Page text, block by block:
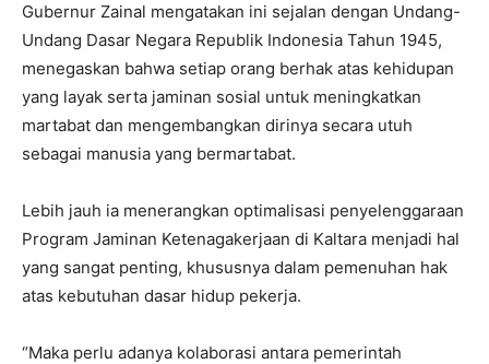
Gubernur Zainal mengatakan ini sejalan dengan Undang-
Undang Dasar Negara Republik Indonesia Tahun 1945,
menegaskan bahwa setiap orang berhak atas kehidupan
yang layak serta jaminan sosial untuk meningkatkan
martabat dan mengembangkan dirinya secara utuh
sebagai manusia yang bermartabat.
Lebih jauh ia menerangkan optimalisasi penyelenggaraan
Program Jaminan Ketenagakerjaan di Kaltara menjadi hal
yang sangat penting, khususnya dalam pemenuhan hak
atas kebutuhan dasar hidup pekerja.
“Maka perlu adanya kolaborasi antara pemerintah